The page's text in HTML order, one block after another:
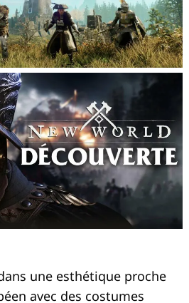
une esthétique proche
avec des costumes